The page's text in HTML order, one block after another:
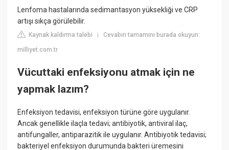
Lenfoma hastalarında sedimantasyon yüksekliği ve CRP
artışı sıkça görülebilir.
Kaynak kaldırma talebi |Cevabın tamamını burada okuyun:
milliyet.com.tr
Vücuttaki enfeksiyonu atmak için ne
yapmak lazım?
Enfeksiyon tedavisi, enfeksiyon türüne göre uygulanır.
Ancak genellikle ilaçla tedavi; antibiyotik, antiviral ilaç,
antifungaller, antiparazitik ile uygulanır. Antibiyotik tedavisi;
bakteriyel enfeksiyon durumunda bakteri üremesini